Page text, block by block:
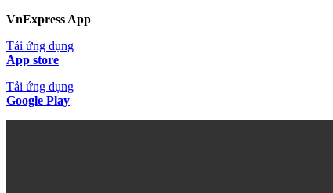
VnExpress App
Tải ứng dụng
App store
Tải ứng dụng
Google Play